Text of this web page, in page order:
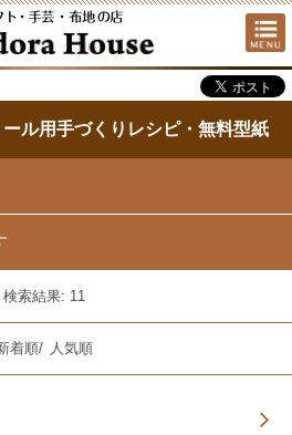
ル用手づくりレシピ・無料型紙
検索結果: 11
着順/ 人気順